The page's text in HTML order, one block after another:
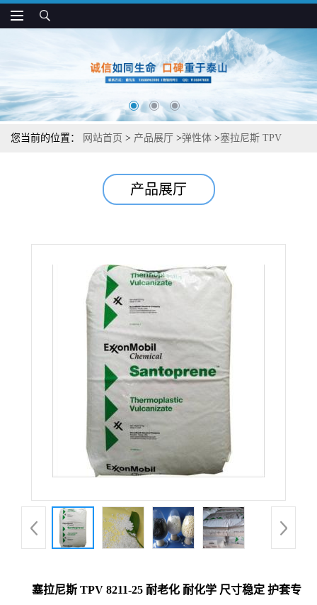
您当前的位置： 网站首页 > 产品展厅 >弹性体 >塞拉尼斯 TPV
产品展厅
塞拉尼斯 TPV 8211-25 耐老化 耐化学 尺寸稳定 护套专